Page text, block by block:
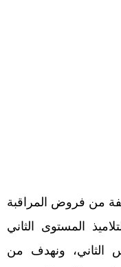
من فروض المراقبة
المستوى الثاني
الثاني، ونهدف من